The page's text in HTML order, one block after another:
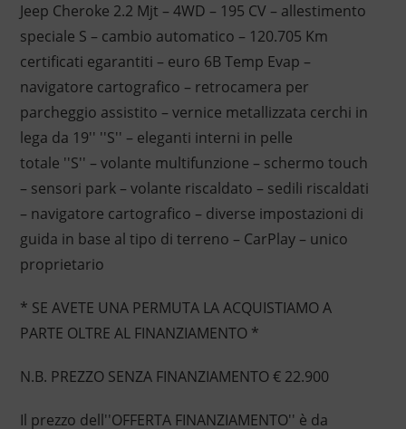
Jeep Cheroke 2.2 Mjt – 4WD – 195 CV – allestimento
speciale S – cambio automatico – 120.705 Km
certificati egarantiti – euro 6B Temp Evap –
navigatore cartografico – retrocamera per
parcheggio assistito – vernice metallizzata cerchi in
lega da 19'' ''S'' – eleganti interni in pelle
totale ''S'' – volante multifunzione – schermo touch
– sensori park – volante riscaldato – sedili riscaldati
– navigatore cartografico – diverse impostazioni di
guida in base al tipo di terreno – CarPlay – unico
proprietario
* SE AVETE UNA PERMUTA LA ACQUISTIAMO A
PARTE OLTRE AL FINANZIAMENTO *
N.B. PREZZO SENZA FINANZIAMENTO € 22.900
Il prezzo dell''OFFERTA FINANZIAMENTO'' è da